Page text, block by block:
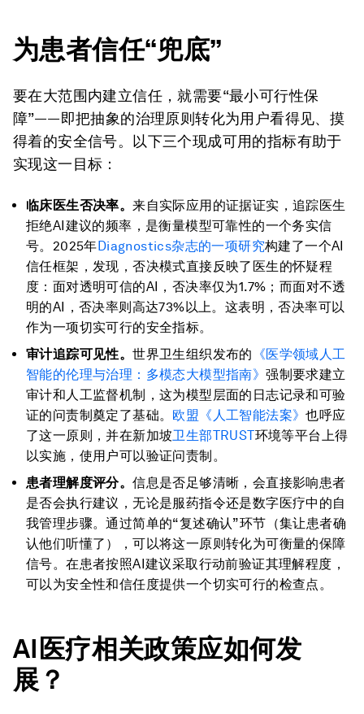
为患者信任“兜底”
要在大范围内建立信任，就需要“最小可行性保
障”——即把抽象的治理原则转化为用户看得见、摸
得着的安全信号。以下三个现成可用的指标有助于
实现这一目标：
临床医生否决率。来自实际应用的证据证实，追踪医生
拒绝AI建议的频率，是衡量模型可靠性的一个务实信
号。2025年Diagnostics杂志的一项研究构建了一个AI
信任框架，发现，否决模式直接反映了医生的怀疑程
度：面对透明可信的AI，否决率仅为1.7%；而面对不透
明的AI，否决率则高达73%以上。这表明，否决率可以
作为一项切实可行的安全指标。
审计追踪可见性。世界卫生组织发布的 《医学领域人工
智能的伦理与治理：多模态大模型指南》强制要求建立
审计和人工监督机制，这为模型层面的日志记录和可验
证的问责制奠定了基础。 欧盟《人工智能法案》也呼应
了这一原则，并在新加坡卫生部TRUST环境等平台上得
以实施，使用户可以验证问责制。
患者理解度评分。信息是否足够清晰，会直接影响患者
是否会执行建议，无论是服药指令还是数字医疗中的自
我管理步骤。通过简单的“复述确认”环节（集让患者确
认他们听懂了），可以将这一原则转化为可衡量的保障
信号。在患者按照AI建议采取行动前验证其理解程度，
可以为安全性和信任度提供一个切实可行的检查点。
AI医疗相关政策应如何发
展？